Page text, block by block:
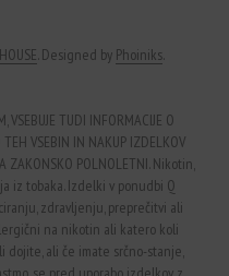
. Designed by Phoiniks.
VSEBUJE TUDI INFORMACIJE O
VSEBIN IN NAKUP IZDELKOV
ZAKONSKO POLNOLETNI. Nikotin,
iz tobaka. Izdelki v ponudbi Q
zdravljenju, preprečitvi ali
na nikotin ali katero koli
dojite, ali če imate srčno-stanje,